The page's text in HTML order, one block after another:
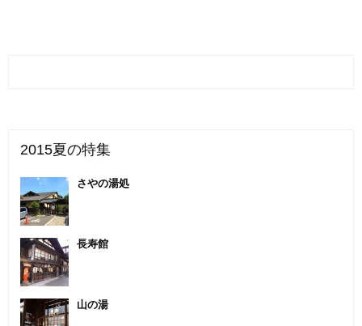
2015夏の特集
さやの湯処
長寿館
山の湯